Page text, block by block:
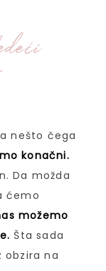
nešto čega
konačni.
Da možda
ćemo
možemo
Šta sada
obzira na